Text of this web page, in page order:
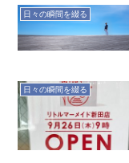
日々の瞬間を綴る
日々の瞬間を綴る